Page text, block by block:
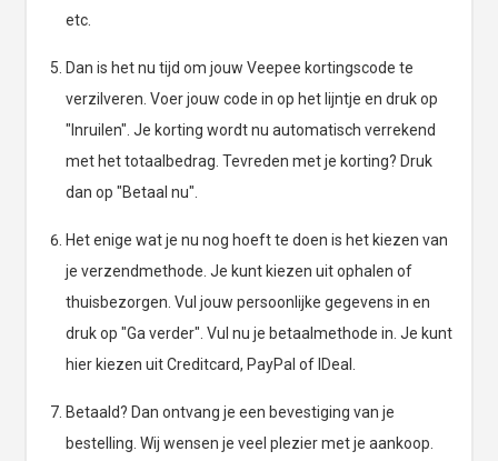
etc.
Dan is het nu tijd om jouw Veepee kortingscode te
verzilveren. Voer jouw code in op het lijntje en druk op
"Inruilen". Je korting wordt nu automatisch verrekend
met het totaalbedrag. Tevreden met je korting? Druk
dan op "Betaal nu".
Het enige wat je nu nog hoeft te doen is het kiezen van
je verzendmethode. Je kunt kiezen uit ophalen of
thuisbezorgen. Vul jouw persoonlijke gegevens in en
druk op "Ga verder". Vul nu je betaalmethode in. Je kunt
hier kiezen uit Creditcard, PayPal of IDeal.
Betaald? Dan ontvang je een bevestiging van je
bestelling. Wij wensen je veel plezier met je aankoop.